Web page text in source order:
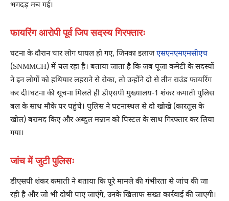
भगदड़ मच गई।
फायरिंग आरोपी पूर्व जिप सदस्य गिरफ्तारः
घटना के दौरान चार लोग घायल हो गए, जिनका इलाजएसएनएमएमसीएच
(SNMMCH) में चल रहा है। बताया जाता है कि जब पूजा कमेटी के सदस्यों
ने इन लोगों को हथियार लहराने से रोका, तो उन्होंने दो से तीन राउंड फायरिंग
कर दी।घटना की सूचना मिलते ही डीएसपी मुख्यालय-1 शंकर कमाती पुलिस
बल के साथ मौके पर पहुंचे। पुलिस ने घटनास्थल से दो खोखे (कारतूस के
खोल) बरामद किए और अब्दुल मन्नान को पिस्टल के साथ गिरफ्तार कर लिया
गया।
जांच में जुटी पुलिसः
डीएसपी शंकर कमाती ने बताया कि पूरे मामले की गंभीरता से जांच की जा
रही है और जो भी दोषी पाए जाएंगे, उनके खिलाफ सख्त कार्रवाई की जाएगी।